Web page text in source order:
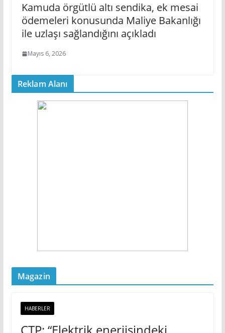
Kamuda örgütlü altı sendika, ek mesai
ödemeleri konusunda Maliye Bakanlığı
ile uzlaşı sağlandığını açıkladı
Mayıs 6, 2026
Reklam Alanı
Magazin
HABERLER